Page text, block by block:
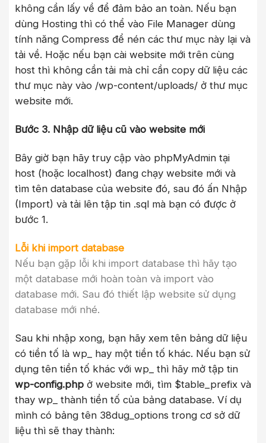
không cần lấy về để đảm bảo an toàn. Nếu bạn
dùng Hosting thì có thể vào File Manager dùng
tính năng Compress để nén các thư mục này lại và
tải về. Hoặc nếu bạn cài website mới trên cùng
host thì không cần tải mà chỉ cần copy dữ liệu các
thư mục này vào /wp-content/uploads/ ở thư mục
website mới.
Bước 3. Nhập dữ liệu cũ vào website mới
Bây giờ bạn hãy truy cập vào phpMyAdmin tại
host (hoặc localhost) đang chạy website mới và
tìm tên database của website đó, sau đó ấn Nhập
(Import) và tải lên tập tin .sql mà bạn có được ở
bước 1.
Lỗi khi import database
Nếu bạn gặp lỗi khi import database thì hãy tạo
một database mới hoàn toàn và import vào
database mới. Sau đó thiết lập website sử dụng
database mới nhé.
Sau khi nhập xong, bạn hãy xem tên bảng dữ liệu
có tiền tố là wp_ hay một tiền tố khác. Nếu bạn sử
dụng tên tiền tố khác với wp_ thì hãy mở tập tin
wp-config.php ở website mới, tìm $table_prefix và
thay wp_ thành tiền tố của bảng database. Ví dụ
mình có bảng tên 38dug_options trong cơ sở dữ
liệu thì sẽ thay thành: